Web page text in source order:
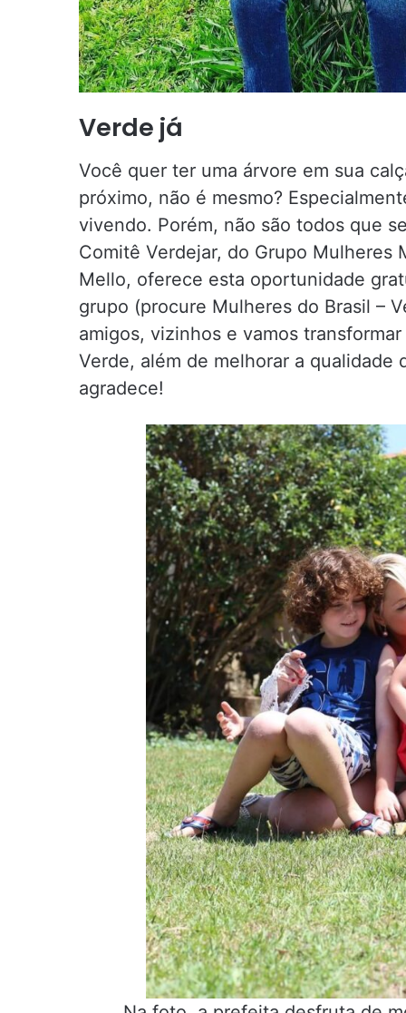
Verde já
Você quer ter uma árvore em sua
próximo, não é mesmo?
vivendo. Porém, não são todos que
Comitê Verdejar, do Grupo Mulheres
Mello, oferece esta oportunidade
grupo (procure Mulheres do Brasil –
amigos, vizinhos e vamos
Verde, além de melhorar a qualidade
agradece!